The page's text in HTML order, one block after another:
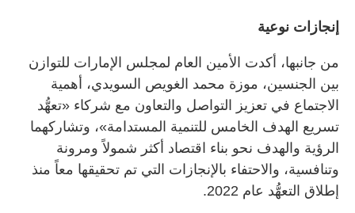
إنجازات نوعية
من جانبها، أكدت الأمين العام لمجلس الإمارات للتوازن
بين الجنسين، موزة محمد الغويص السويدي، أهمية
الاجتماع في تعزيز التواصل والتعاون مع شركاء «تعهُّد
تسريع الهدف الخامس للتنمية المستدامة»، وتشاركهما
الرؤية والهدف نحو بناء اقتصاد أكثر شمولاً ومرونة
وتنافسية، والاحتفاء بالإنجازات التي تم تحقيقها معاً منذ
إطلاق التعهُّد عام 2022.